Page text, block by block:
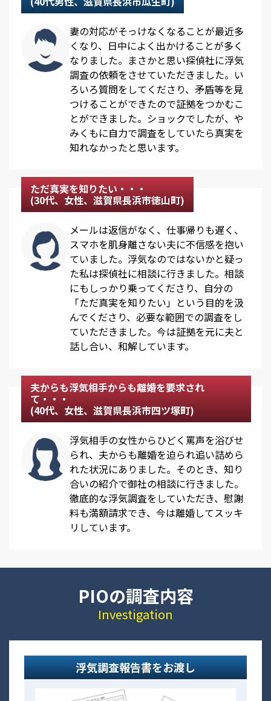
妻の対応がそっけなくなることが最近多
くなり、日中によく出かけることが多く
なりました。まさかと思い探偵社に浮気
調査の依頼をさせていただきました。い
ろいろ質問をしてくださり、矛盾等を見
つけることができたので証拠をつかむこ
とができました。ショックでしたが、や
みくもに自力で調査をしていたら真実を
知れなかったと思います。
ただ真実を知りたい・・・
(30代、女性、滋賀県長浜市徳山町)
メールは返信がなく、仕事帰りも遅く、
スマホを肌身離さない夫に不信感を抱い
ていました。浮気なのではないかと疑っ
た私は探偵社に相談に行きました。相談
にもしっかり乗ってくださり、自分の
「ただ真実を知りたい」という目的を汲
んでくださり、必要な範囲での調査をし
ていただきました。今は証拠を元に夫と
話し合い、和解しています。
夫からも浮気相手からも離婚を要求され
て・・・
(40代、女性、滋賀県長浜市四ツ塚町)
浮気相手の女性からひどく罵声を浴びせ
られ、夫からも離婚を迫られ追い詰めら
れた状況にありました。そのとき、知り
合いの紹介で御社の相談に行きました。
徹底的な浮気調査をしていただき、慰謝
料も満額請求でき、今は離婚してスッキ
リしています。
PIOの調査内容
Investigation
浮気調査報告書をお渡し